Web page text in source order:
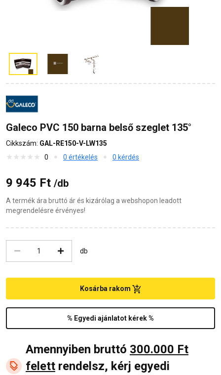
Galeco PVC 150 barna belső szeglet 135°
Cikkszám: GAL-RE150-V-LW135
0
0 értékelés 0 kérdés
9 945 Ft /db
A termék ára bruttó ár és kizárólag a webshopon leadott
megrendelésre érvényes!
db
% Egyedi ajánlatot kérek %
Kosárba rakom
Amennyiben bruttó 300.000 Ft
felett rendelsz, kérj egyedi